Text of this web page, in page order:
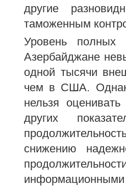
другие
таможенным
Уровень полных
Азербайджане
одной тысячи
чем в США.
нельзя
других
снижению